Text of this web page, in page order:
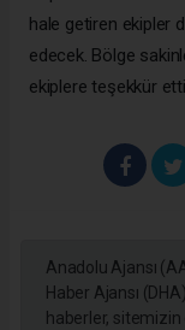
hale getiren ekipler
edecek. Bölge
ekiplere teşekkür
Anadolu Ajansı
Haber Ajansı
haberler,